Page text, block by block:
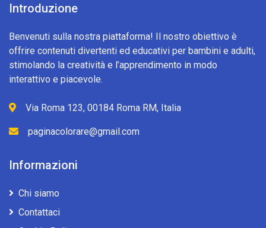
Introduzione
Benvenuti sulla nostra piattaforma! Il nostro obiettivo è
offrire contenuti divertenti ed educativi per bambini e adulti,
stimolando la creatività e l’apprendimento in modo
interattivo e piacevole.
Via Roma 123, 00184 Roma RM, Italia
paginacolorare@gmail.com
Informazioni
Chi siamo
Contattaci